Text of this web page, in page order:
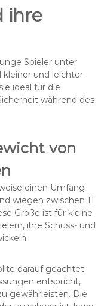
ihre
Spieler unter
kleiner und leichter
ideal für die
während des
von
einen Umfang
wiegen zwischen 11
Größe ist für kleine
ihre Schuss- und
darauf geachtet
entspricht,
gewährleisten. Die